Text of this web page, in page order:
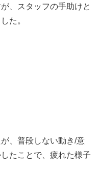
、スタッフの手助けと
た。
、普段しない動き/意
たことで、疲れた様子